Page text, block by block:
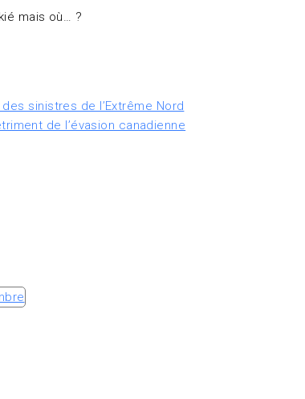
mais où… ?
sinistres de l’Extrême Nord
de l’évasion canadienne